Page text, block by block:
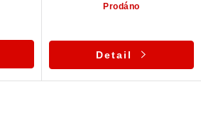
Prodáno
Detail